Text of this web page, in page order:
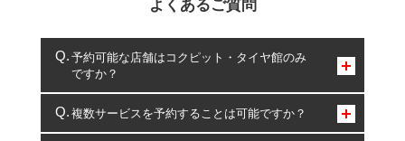
よくあるご質問
予約可能な店舗はコクピット・タイヤ館のみ
ですか？
コクピット・タイヤ館のみとなります。
複数サービスを予約することは可能ですか？